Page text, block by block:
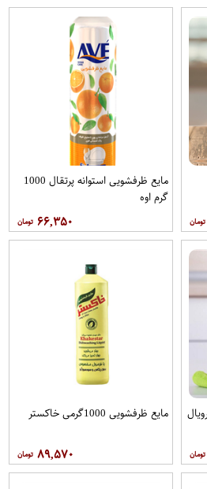
مایع ظرفشویی استوانه پرتقال 1000
گرم اوه
۶۶,۳۵۰
مایع ظرفشویی 1000گرمی خاکستر
۸۹,۵۷۰